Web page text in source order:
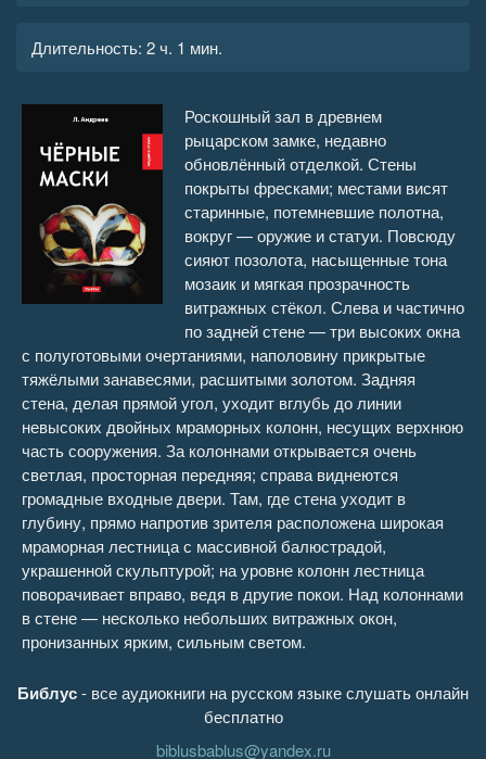
Длительность: 2 ч. 1 мин.
Роскошный зал в древнем
рыцарском замке, недавно
обновлённый отделкой. Стены
покрыты фресками; местами висят
старинные, потемневшие полотна,
вокруг — оружие и статуи. Повсюду
сияют позолота, насыщенные тона
мозаик и мягкая прозрачность
витражных стёкол. Слева и частично
по задней стене — три высоких окна
с полуготовыми очертаниями, наполовину прикрытые
тяжёлыми занавесями, расшитыми золотом. Задняя
стена, делая прямой угол, уходит вглубь до линии
невысоких двойных мраморных колонн, несущих верхнюю
часть сооружения. За колоннами открывается очень
светлая, просторная передняя; справа виднеются
громадные входные двери. Там, где стена уходит в
глубину, прямо напротив зрителя расположена широкая
мраморная лестница с массивной балюстрадой,
украшенной скульптурой; на уровне колонн лестница
поворачивает вправо, ведя в другие покои. Над колоннами
в стене — несколько небольших витражных окон,
пронизанных ярким, сильным светом.
Библус- все аудиокниги на русском языке слушать онлайн
бесплатно
biblusbablus@yandex.ru